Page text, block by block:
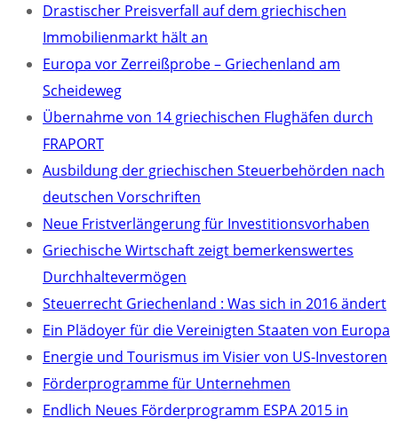
Drastischer Preisverfall auf dem griechischen
Immobilienmarkt hält an
Europa vor Zerreißprobe – Griechenland am
Scheideweg
Übernahme von 14 griechischen Flughäfen durch
FRAPORT
Ausbildung der griechischen Steuerbehörden nach
deutschen Vorschriften
Neue Fristverlängerung für Investitionsvorhaben
Griechische Wirtschaft zeigt bemerkenswertes
Durchhaltevermögen
Steuerrecht Griechenland : Was sich in 2016 ändert
Ein Plädoyer für die Vereinigten Staaten von Europa
Energie und Tourismus im Visier von US-Investoren
Förderprogramme für Unternehmen
Endlich Neues Förderprogramm ESPA 2015 in